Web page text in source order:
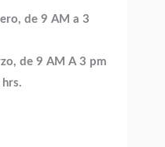
de 9 AM a 3
de 9 AM A 3 pm